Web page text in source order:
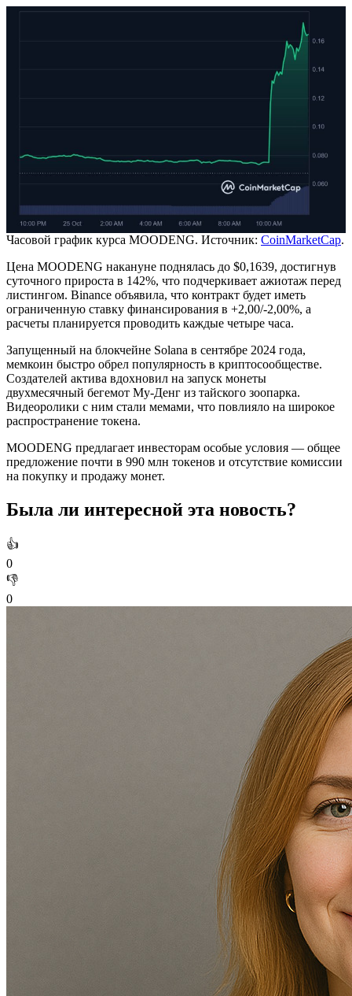
Часовой график курса MOODENG. Источник: CoinMarketCap.
Цена MOODENG накануне поднялась до $0,1639, достигнув
суточного прироста в 142%, что подчеркивает ажиотаж перед
листингом. Binance объявила, что контракт будет иметь
ограниченную ставку финансирования в +2,00/-2,00%, а
расчеты планируется проводить каждые четыре часа.
Запущенный на блокчейне Solana в сентябре 2024 года,
мемкоин быстро обрел популярность в криптосообществе.
Создателей актива вдохновил на запуск монеты
двухмесячный бегемот Му-Денг из тайского зоопарка.
Видеоролики с ним стали мемами, что повлияло на широкое
распространение токена.
MOODENG предлагает инвесторам особые условия — общее
предложение почти в 990 млн токенов и отсутствие комиссии
на покупку и продажу монет.
Была ли интересной эта новость?
👍
0
👎
0